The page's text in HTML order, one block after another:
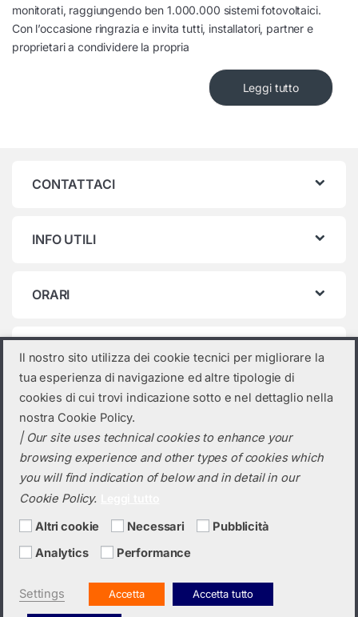
monitorati, raggiungendo ben 1.000.000 sistemi fotovoltaici.
Con l’occasione ringrazia e invita tutti, installatori, partner e
proprietari a condividere la propria
Leggi tutto
CONTATTACI
INFO UTILI
ORARI
Categorie prodotto
Seleziona una categoria
Hai bisogno di un preventivo?
+39 0423 6326
Il nostro sito utilizza dei cookie tecnici per migliorare la
tua esperienza di navigazione ed altre tipologie di
cookies di cui trovi indicazione sotto e nel dettaglio nella
nostra Cookie Policy.
| Our site uses technical cookies to enhance your
browsing experience and other types of cookies which
you will find indication of below and in detail in our
Cookie Policy.
Altri cookie Necessari
Pubblicità
Analytics
Performance
Settings Accetta Accetta tutto